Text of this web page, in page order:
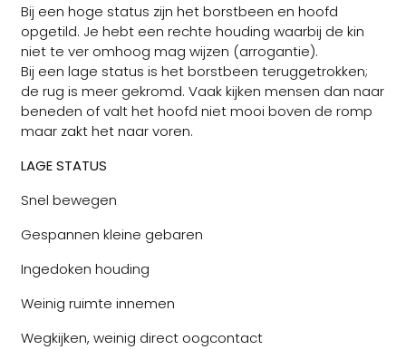
Bij een hoge status zijn het borstbeen en hoofd
opgetild. Je hebt een rechte houding waarbij de kin
niet te ver omhoog mag wijzen (arrogantie).
Bij een lage status is het borstbeen teruggetrokken;
de rug is meer gekromd. Vaak kijken mensen dan naar
beneden of valt het hoofd niet mooi boven de romp
maar zakt het naar voren.
LAGE STATUS
Snel bewegen
Gespannen kleine gebaren
Ingedoken houding
Weinig ruimte innemen
Wegkijken, weinig direct oogcontact